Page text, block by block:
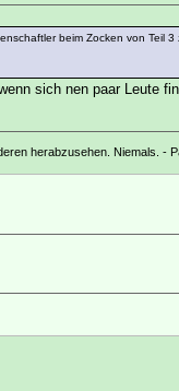
beim Zocken von Teil
sich nen paar Leute
herabzusehen. Niemals. -